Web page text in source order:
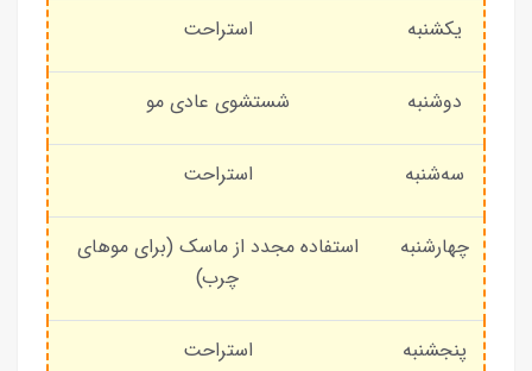
یکشنبه استراحت
دوشنبه شستشوی عادی مو
سه‌شنبه استراحت
چهارشنبه
استفاده مجدد از ماسک (برای موهای
چرب)
پنجشنبه استراحت